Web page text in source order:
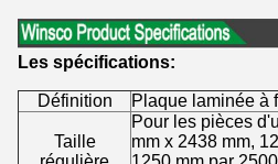
Les spécifications:
Définition Plaque laminée à
Taille
Pour les pièces
mm x 2438 mm,